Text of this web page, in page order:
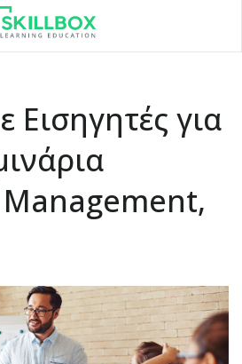
Εισηγητές για